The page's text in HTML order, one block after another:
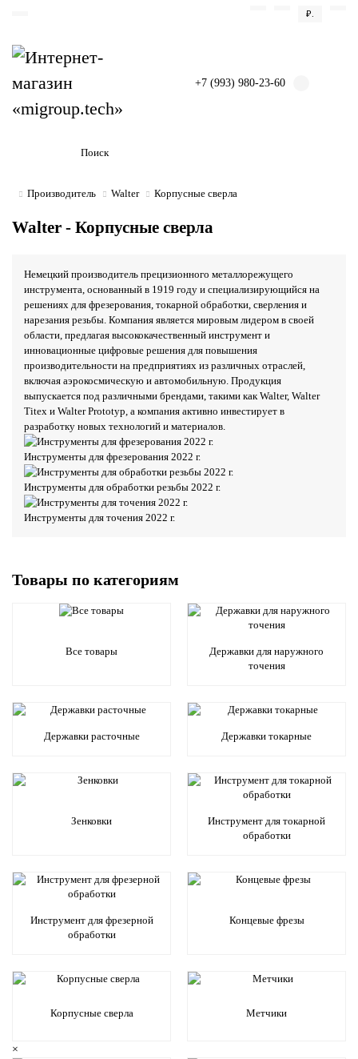
₽.
+7 (993) 980-23-60
Производитель Walter Корпусные сверла
Walter - Корпусные сверла
Немецкий производитель прецизионного металлорежущего
инструмента, основанный в 1919 году и специализирующийся на
решениях для фрезерования, токарной обработки, сверления и
нарезания резьбы. Компания является мировым лидером в своей
области, предлагая высококачественный инструмент и
инновационные цифровые решения для повышения
производительности на предприятиях из различных отраслей,
включая аэрокосмическую и автомобильную. Продукция
выпускается под различными брендами, такими как Walter, Walter
Titex и Walter Prototyp, а компания активно инвестирует в
разработку новых технологий и материалов.
Инструменты для фрезерования 2022 г.
Инструменты для обработки резьбы 2022 г.
Инструменты для точения 2022 г.
Товары по категориям
Все товары
Державки для наружного
точения
Державки расточные Державки токарные
Зенковки
Инструмент для токарной
обработки
Инструмент для фрезерной
обработки
Концевые фрезы
Корпусные сверла
×
Метчики